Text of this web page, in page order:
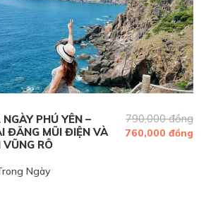
- Vũng Rô - Hòn Nưa
dẫn viên Thích Tours đón Quý khách
quan Mũi Điện – hay còn gọi là Mũi Đại
bình minh đầu tiên của tổ quốc. “Hải
một điểm nhấn khác của vùng đất này,
NGÀY PHÚ YÊN –
ĐĂNG MŨI ĐIỆN VÀ
RÔ
790,000 đồng
760,000 đồng
Ngày